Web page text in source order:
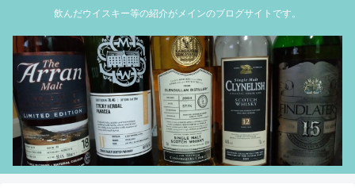
飲んだウイスキー等の紹介がメインのブログサイトです。